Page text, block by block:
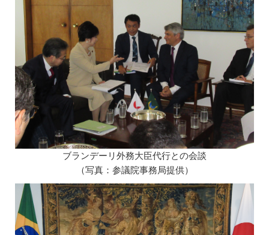
ブランデーリ外務大臣代行との会談
（写真：参議院事務局提供）